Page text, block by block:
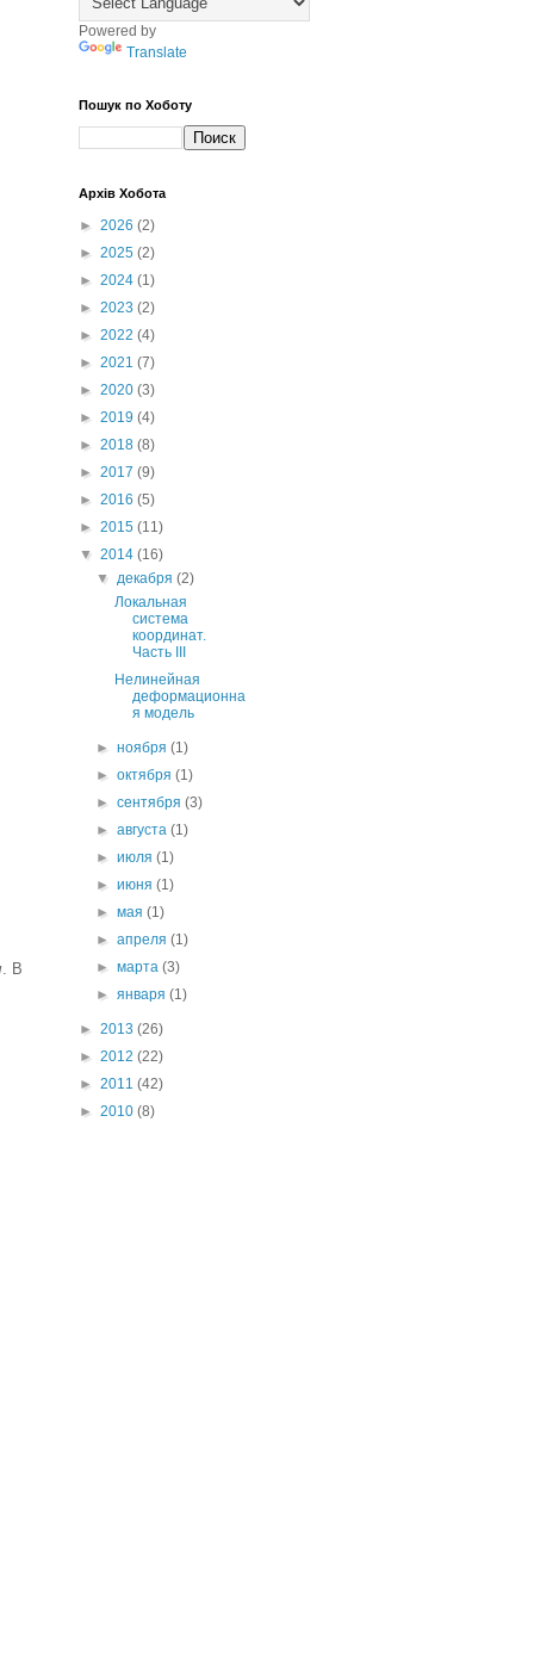
. В
Powered by
Translate
Пошук по Хоботу
Архів Хобота
► 2026 (2)
► 2025 (2)
► 2024 (1)
► 2023 (2)
► 2022 (4)
► 2021 (7)
► 2020 (3)
► 2019 (4)
► 2018 (8)
► 2017 (9)
► 2016 (5)
► 2015 (11)
▼ 2014 (16)
▼декабря(2)
Локальная
система
координат.
Часть III
Нелинейная
деформационна
я модель
►ноября(1)
►октября(1)
►сентября(3)
►августа(1)
►июля(1)
►июня(1)
►мая(1)
►апреля(1)
►марта(3)
►января(1)
► 2013 (26)
► 2012 (22)
► 2011 (42)
► 2010 (8)